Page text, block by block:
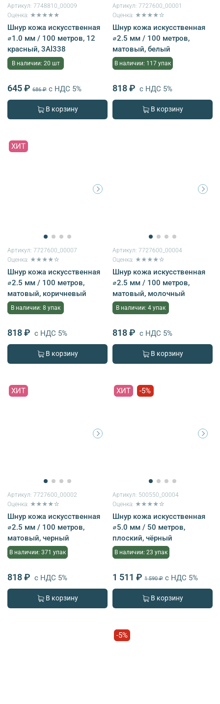
Артикул: 7748810_00009
Оценка: ★★★★★
Шнур кожа искусственная
⌀1.0 мм / 100 метров, 12
красный, 3Al338
В наличии: 20 шт
645 ₽ 686 ₽ с НДС 5%
В корзину
Артикул: 7727600_00001
Оценка: ★★★★☆
Шнур кожа искусственная
⌀2.5 мм / 100 метров,
матовый, белый
В наличии: 117 упак
818 ₽ с НДС 5%
В корзину
ХИТ
Артикул: 7727600_00007
Оценка: ★★★★☆
Шнур кожа искусственная
⌀2.5 мм / 100 метров,
матовый, коричневый
В наличии: 8 упак
818 ₽ с НДС 5%
В корзину
Артикул: 7727600_00004
Оценка: ★★★★☆
Шнур кожа искусственная
⌀2.5 мм / 100 метров,
матовый, молочный
В наличии: 4 упак
818 ₽ с НДС 5%
В корзину
ХИТ
Артикул: 7727600_00002
Оценка: ★★★★☆
Шнур кожа искусственная
⌀2.5 мм / 100 метров,
матовый, черный
В наличии: 371 упак
818 ₽ с НДС 5%
В корзину
ХИТ -5%
Артикул: 500550_00004
Оценка: ★★★★☆
Шнур кожа искусственная
⌀5.0 мм / 50 метров,
плоский, чёрный
В наличии: 23 упак
1 511 ₽ 1 590 ₽ с НДС 5%
В корзину
-5%